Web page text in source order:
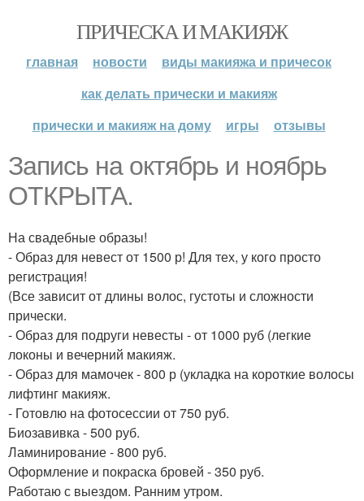
ПРИЧЕСКА И МАКИЯЖ
главная новости
виды макияжа и причесок
как делать прически и макияж
прически и макияж на дому
игры отзывы
Запись на октябрь и ноябрь
ОТКРЫТА.
На свадебные образы!
- Образ для невест от 1500 р! Для тех, у кого просто
регистрация!
(Все зависит от длины волос, густоты и сложности
прически.
- Образ для подруги невесты - от 1000 руб (легкие
локоны и вечерний макияж.
- Образ для мамочек - 800 р (укладка на короткие волосы
лифтинг макияж.
- Готовлю на фотосессии от 750 руб.
Биозавивка - 500 руб.
Ламинирование - 800 руб.
Оформление и покраска бровей - 350 руб.
Работаю с выездом. Ранним утром.